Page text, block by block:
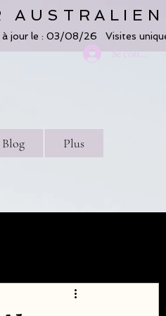
AUSTRALIEN
Blog Plus
Se connecter